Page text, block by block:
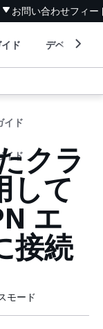
お問い合わせフィー
ド デベロッパ
イド
イドクラ
して
エ
接続
モード